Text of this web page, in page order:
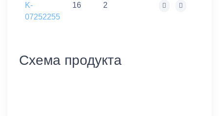
K-
07252255
16 2
Схема продукта